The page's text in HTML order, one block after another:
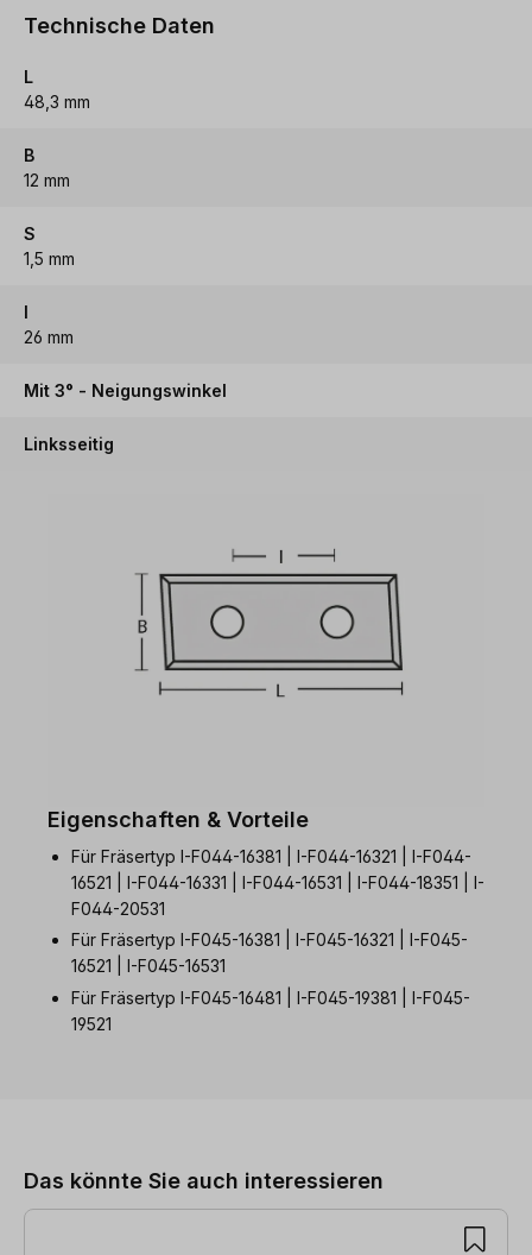
Technische Daten
L
48,3 mm
B
12 mm
S
1,5 mm
I
26 mm
Mit 3° - Neigungswinkel
Linksseitig
Eigenschaften & Vorteile
Für Fräsertyp I-F044-16381 | I-F044-16321 | I-F044-
16521 | I-F044-16331 | I-F044-16531 | I-F044-18351 | I-
F044-20531
Für Fräsertyp I-F045-16381 | I-F045-16321 | I-F045-
16521 | I-F045-16531
Für Fräsertyp I-F045-16481 | I-F045-19381 | I-F045-
19521
Das könnte Sie auch interessieren